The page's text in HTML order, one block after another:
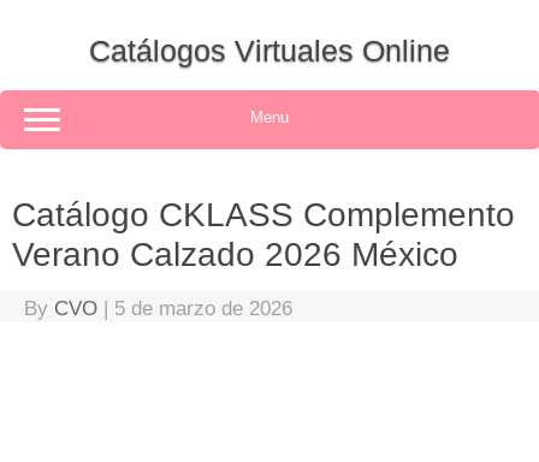
Catálogos Virtuales Online
Menu
Catálogo CKLASS Complemento
Verano Calzado 2026 México
By CVO | 5 de marzo de 2026